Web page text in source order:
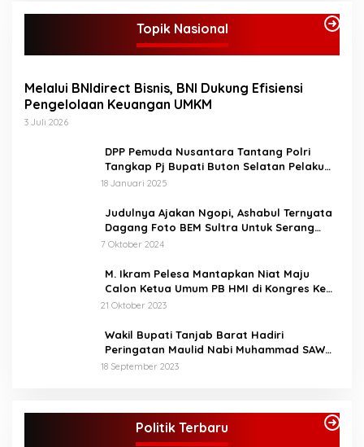
Bungo Tahun 2025 ini.
Bupati Bungo H Dedy Putra
mengatakan STQ
adalah sebagai sarana
untuk melakukan
perlombaan kepada anak-
menang akan mengikuti
perlombaan di tingkat
STQ ini bukan hanya
saja, melainkan untuk
memahami dan bisa
mengamalkan isi
dalam kehidupan sehari
hari, sesuai dengan tema.
“Melalui STQ ke-53 Tingkat
implementasikan nilai -nilai
Al-Qur’an, membangun
Generasi yang cerdas
Bupati (Mus).
Topik Nasional
Melalui BNIdirect Bisnis, BNI Dukung Efisiensi
Pengelolaan Keuangan UMKM
3 Juli 2026
DPP Pemuda Nusantara Tantang Polri
Tangkap Pj Bupati Buton Selatan Pelaku
Penganiaya Aktvis HMI
18 Januari 2025
Judulnya Ajakan Ngopi, Ashabul Ternyata
Dagang Foto BEM Sultra Untuk Serang
Paslon
7 Oktober 2024
M. Ikram Pelesa Mantapkan Niat Maju
Calon Ketua Umum PB HMI di Kongres Ke
XXXII Pontianak
21 Oktober 2023
Wakil Bupati Tanjab Barat Hadiri
Peringatan Maulid Nabi Muhammad SAW
1445 H di Masjid Darul Falah Senyerang
18 September 2023
Politik Terbaru
Wakil Bupati Merangin Terpilih
7 Februari 2025